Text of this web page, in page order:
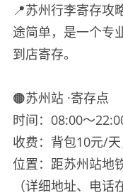
📍苏州行李寄存攻
途简单，是一个专
到店寄存。
🟠苏州站 ·寄存点
时间：08:00～
收费：背包10元/
位置：距苏州站地
（详细地址、电